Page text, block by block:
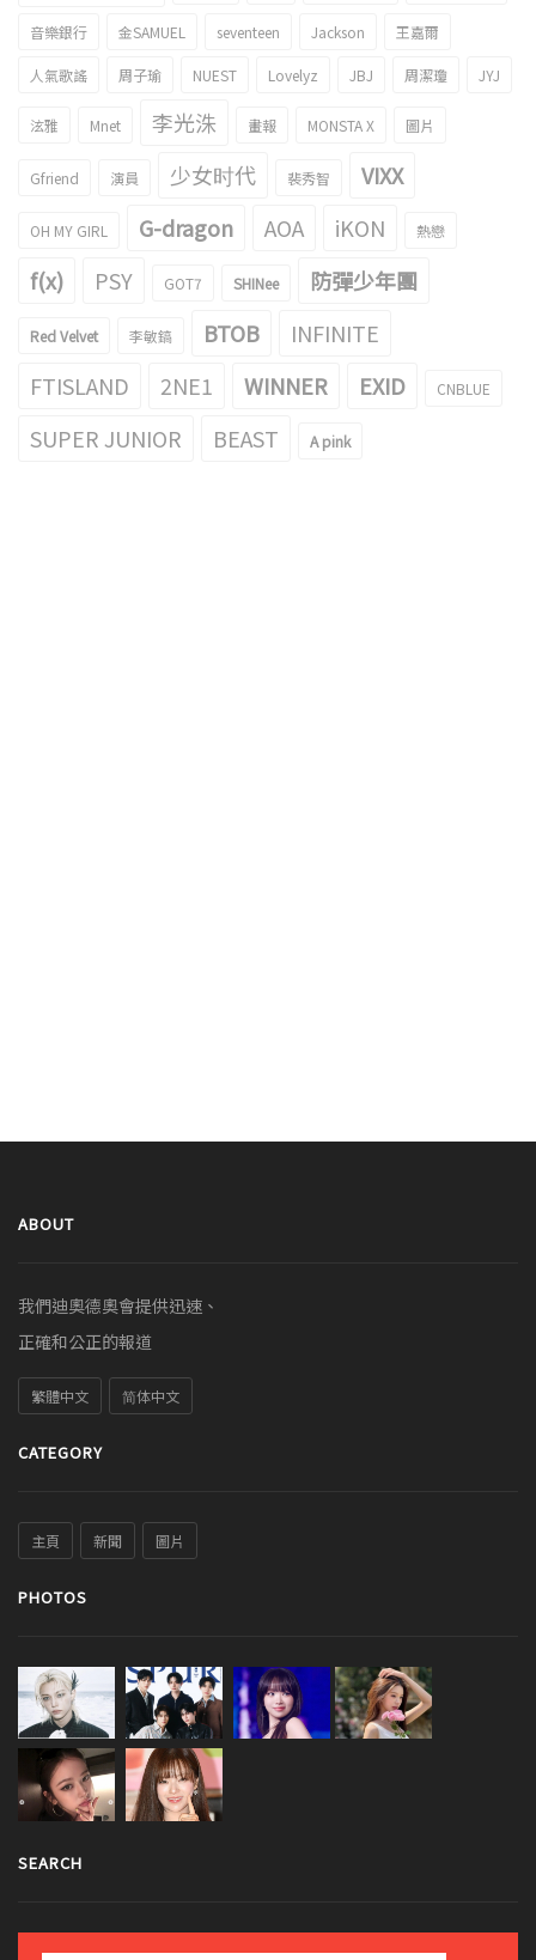
音樂銀行 金SAMUEL seventeen Jackson 王嘉爾
人氣歌謠 周子瑜 NUEST Lovelyz JBJ 周潔瓊 JYJ
泫雅 Mnet 李光洙 畫報 MONSTA X 圖片
Gfriend 演員 少女时代 裴秀智 VIXX
OH MY GIRL G-dragon AOA iKON 熱戀
f(x) PSY GOT7 SHINee 防彈少年團
Red Velvet 李敏鎬 BTOB
INFINITE
FTISLAND
2NE1 WINNER EXID CNBLUE
SUPER JUNIOR BEAST A pink
ABOUT
我們迪奧德奧會提供迅速、
正確和公正的報道
繁體中文 简体中文
CATEGORY
主頁 新聞 圖片
PHOTOS
SEARCH